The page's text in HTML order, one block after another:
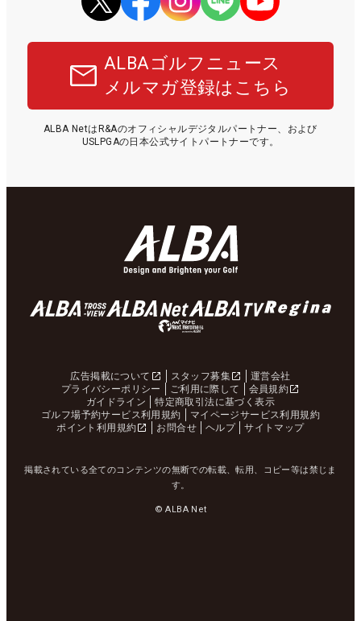
ALBAゴルフニュース
メルマガ登録はこちら
ALBA NetはR&Aのオフィシャルデジタルパートナー、および
USLPGAの日本公式サイトパートナーです。
広告掲載について スタッフ募集
運営会社
プライバシーポリシー
ご利用に際して
会員規約
ガイドライン
特定商取引法に基づく表示
ゴルフ場予約サービス利用規約
マイページサービス利用規約
ポイント利用規約
お問合せ ヘルプ サイトマップ
掲載されている全てのコンテンツの無断での転載、転用、コピー等は禁じま
す。
© ALBA Net